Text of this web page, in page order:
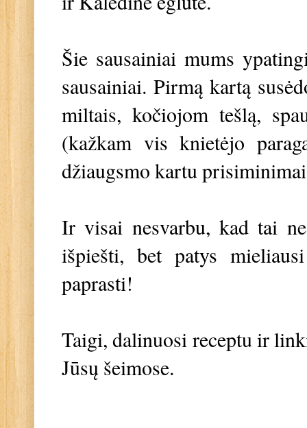
Šie sausainiai mums
sausainiai. Pirmą kartą
miltais, kočiojom tešlą,
(kažkam vis knietėjo
džiaugsmo kartu
Ir visai nesvarbu, kad tai
išpiešti, bet patys
paprasti!
Taigi, dalinuosi receptu ir
Jūsų šeimose.